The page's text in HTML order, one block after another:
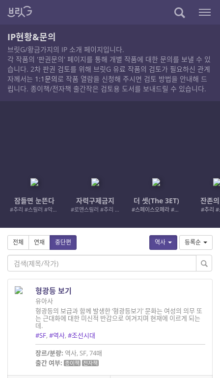
IP현황&문의
브릿G/황금가지의 IP 소개 페이지입니다.
각 작품의 '판권문의' 페이지를 통해 개별 작품에 대한 문의를 보낼 수 있
습니다. 2차 판권 검토를 위해 브릿G 유료 작품의 검토가 필요하신 관계
자께서는 1:1문의로 작품 열람을 신청해 주시면 검토 방법을 안내해 드
립니다. 종이책/전자책 출간작은 검토용 도서를 보내드릴 수 있습니다.
잠들면 눈뜬다
#추리 #스릴러 #악인 #로드레이지
자력구제금지
#로맨스릴러 #추리 #여성서사 #사적제재
더 셋(The 3ET)
#스페이스오페라 #우주활극
잔존
#추리 #
역사 등록순
전체 연재 중단편
형광등 보기
유아사
형광등의 보급과 함께 발생한 ‘형광등보기’ 문화는 여성의 의무 또
는 근대화에 대한 미신적 반감으로 여겨지며 현재에 이르게 되는
데.
#SF,#역사,#조선시대
장르/분량: 역사, SF, 74매
출간 여부: 종이책 전자책